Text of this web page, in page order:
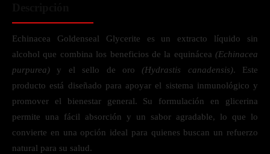
Echinacea Goldenseal Glycerite es un extracto líquido sin
alcohol que combina los beneficios de la equinácea (Echinacea
purpurea) y el sello de oro (Hydrastis canadensis). Este
producto está diseñado para apoyar el sistema inmunológico y
promover el bienestar general. Su formulación en glicerina
permite una fácil absorción y un sabor agradable, lo que lo
convierte en una opción ideal para quienes buscan un refuerzo
natural para su salud.